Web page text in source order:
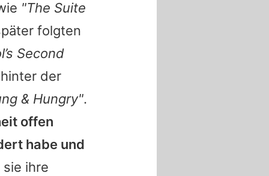
"The Suite
folgten
Second
der
& Hungry".
offen
habe und
ihre